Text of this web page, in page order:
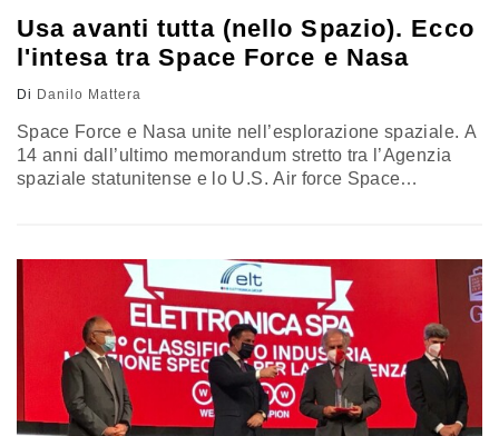
Usa avanti tutta (nello Spazio). Ecco
l'intesa tra Space Force e Nasa
Di Danilo Mattera
Space Force e Nasa unite nell’esplorazione spaziale. A
14 anni dall’ultimo memorandum stretto tra l’Agenzia
spaziale statunitense e lo U.S. Air force Space
getta le fondamenta per la loro collaborazione nello
spazio extra-atmosferico. L’accordo, di cui si è…